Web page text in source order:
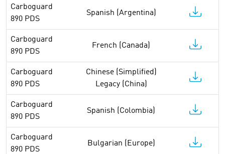
Carboguard
890 PDS
Spanish (Argentina)
Carboguard
890 PDS
French (Canada)
Carboguard
890 PDS
Chinese (Simplified)
Legacy (China)
Carboguard
890 PDS
Spanish (Colombia)
Carboguard
890 PDS
Bulgarian (Europe)